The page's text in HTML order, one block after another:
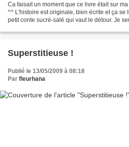
Ca faisait un moment que ce livre était sur
^^ L'histoire est originale, bien écrite et ça se
petit conte sucré-salé qui vaut le détour. Je
Superstitieuse !
Publié le 13/05/2009 à 08:18
Par fleurhana